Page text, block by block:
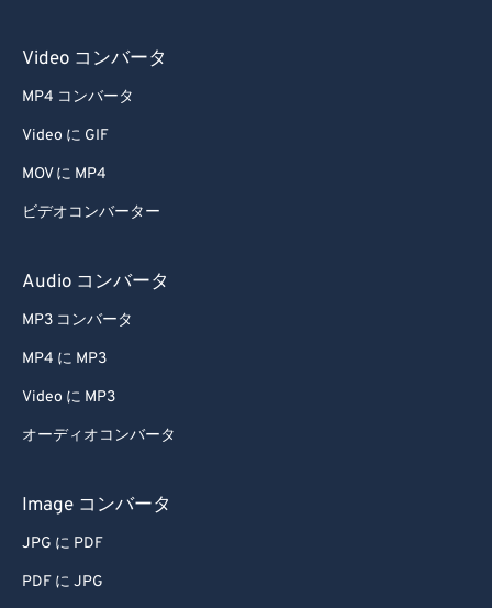
Video コンバータ
MP4 コンバータ
Video に GIF
MOV に MP4
ビデオコンバーター
Audio コンバータ
MP3 コンバータ
MP4 に MP3
Video に MP3
オーディオコンバータ
Image コンバータ
JPG に PDF
PDF に JPG